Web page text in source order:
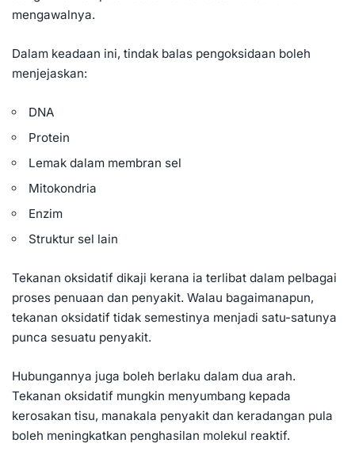
mengawalnya.
Dalam keadaan ini, tindak balas pengoksidaan boleh
menjejaskan:
DNA
Protein
Lemak dalam membran sel
Mitokondria
Enzim
Struktur sel lain
Tekanan oksidatif dikaji kerana ia terlibat dalam pelbagai
proses penuaan dan penyakit. Walau bagaimanapun,
tekanan oksidatif tidak semestinya menjadi satu-satunya
punca sesuatu penyakit.
Hubungannya juga boleh berlaku dalam dua arah.
Tekanan oksidatif mungkin menyumbang kepada
kerosakan tisu, manakala penyakit dan keradangan pula
boleh meningkatkan penghasilan molekul reaktif.